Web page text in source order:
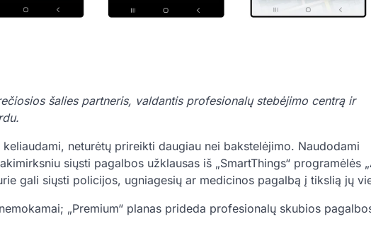
šalies partneris, valdantis profesionalų stebėjimo centrą ir
neturėtų prireikti daugiau nei bakstelėjimo. Naudodami
siųsti pagalbos užklausas iš „SmartThings“ programėlės
gali siųsti policijos, ugniagesių ar medicinos pagalbą į tikslią jų
„Premium“ planas prideda profesionalų skubios